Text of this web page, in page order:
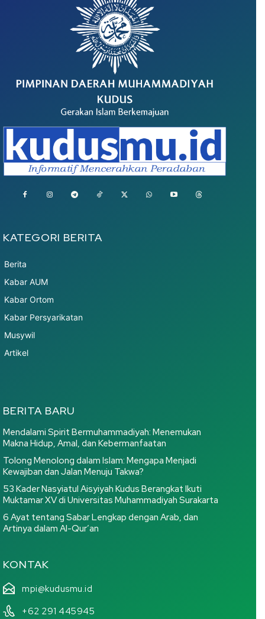
KATEGORI BERITA
Berita
Kabar AUM
Kabar Ortom
Kabar Persyarikatan
Musywil
Artikel
BERITA BARU
Mendalami Spirit Bermuhammadiyah: Menemukan
Makna Hidup, Amal, dan Kebermanfaatan
Tolong Menolong dalam Islam: Mengapa Menjadi
Kewajiban dan Jalan Menuju Takwa?
53 Kader Nasyiatul Aisyiyah Kudus Berangkat Ikuti
Muktamar XV di Universitas Muhammadiyah Surakarta
6 Ayat tentang Sabar Lengkap dengan Arab, dan
Artinya dalam Al-Qur’an
KONTAK
mpi@kudusmu.id
+62 291 445945